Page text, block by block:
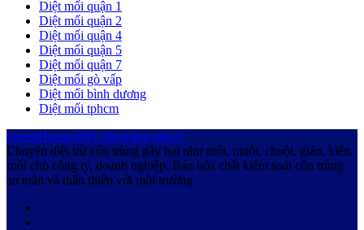
Diệt mối quận 1
Diệt mối quận 2
Diệt mối quận 4
Diệt mối quận 5
Diệt mối quận 7
Diệt mối gò vấp
Diệt mối bình dương
Diệt mối tphcm
GreenHouse Diệt côn trùng giá rẻ
Chuyên diệt trừ côn trùng gây hại như mối, muỗi, chuột, gián, kiến,
ruồi cho công ty, doanh nghiệp. Bán hóa chất kiểm soát côn trùng
an toàn và thân thiện với môi trường.